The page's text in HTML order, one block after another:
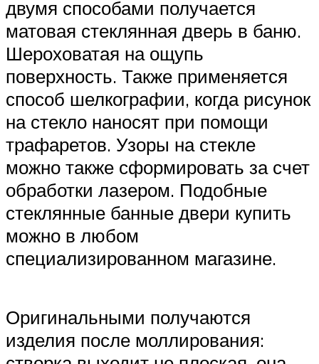
двумя способами получается
матовая стеклянная дверь в баню.
Шероховатая на ощупь
поверхность. Также применяется
способ шелкографии, когда рисунок
на стекло наносят при помощи
трафаретов. Узоры на стекле
можно также сформировать за счет
обработки лазером. Подобные
стеклянные банные двери купить
можно в любом
специализированном магазине.
Оригинальными получаются
изделия после моллирования: